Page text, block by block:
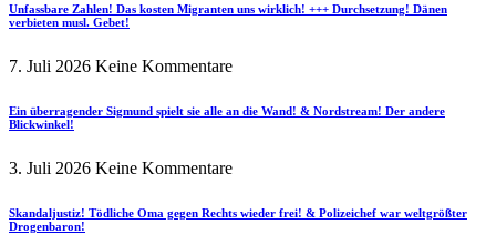
Unfassbare Zahlen! Das kosten Migranten uns wirklich! +++ Durchsetzung! Dänen
verbieten musl. Gebet!
7. Juli 2026 Keine Kommentare
Ein überragender Sigmund spielt sie alle an die Wand! & Nordstream! Der andere
Blickwinkel!
3. Juli 2026 Keine Kommentare
Skandaljustiz! Tödliche Oma gegen Rechts wieder frei! & Polizeichef war weltgrößter
Drogenbaron!